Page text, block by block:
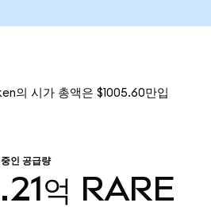
의 시가 총액은 $1005.60만입
인 공급량
억 RARE